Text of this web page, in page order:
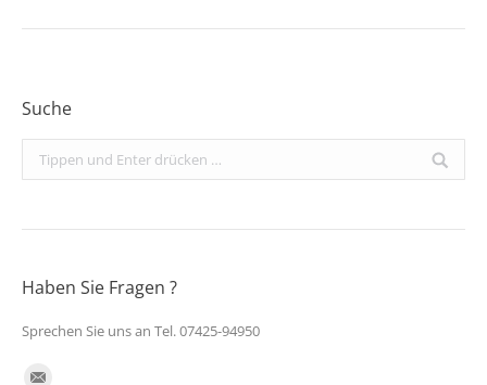
Suche
Search:
Haben Sie Fragen ?
Sprechen Sie uns an Tel. 07425-94950
Finden Sie uns auf: